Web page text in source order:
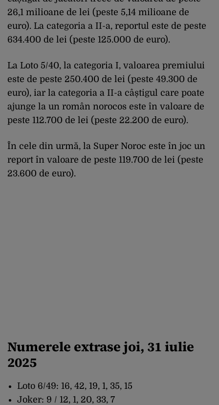
26,1 milioane de lei (peste 5,14 milioane de
euro). La categoria a II-a, reportul este de peste
634.400 de lei (peste 125.000 de euro).
La Loto 5/40, la categoria I, valoarea premiului
este de peste 250.400 de lei (peste 49.300 de
euro), iar la categoria a II-a câștigul care poate
ajunge la un român norocos este în valoare de
peste 112.700 de lei (peste 22.200 de euro).
În cele din urmă, la Super Noroc este în joc un
report în valoare de peste 119.700 de lei (peste
23.600 de euro).
Numerele extrasejoi, 31iulie
2025
Loto 6/49: 16, 42, 19, 1, 35, 15
Joker: 9 / 12, 1, 20, 33, 7